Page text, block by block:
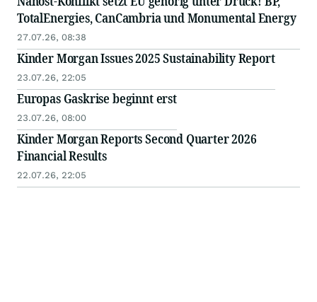
TotalEnergies, CanCambria und Monumental Energy
27.07.26, 08:38
Kinder Morgan Issues 2025 Sustainability Report
23.07.26, 22:05
Europas Gaskrise beginnt erst
23.07.26, 08:00
Kinder Morgan Reports Second Quarter 2026
Financial Results
22.07.26, 22:05